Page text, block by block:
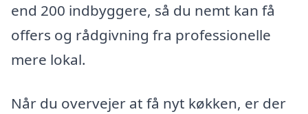
end 200 indbyggere, så du nemt kan få
offers og rådgivning fra professionelle
mere lokal.
Når du overvejer at få nyt køkken, er der